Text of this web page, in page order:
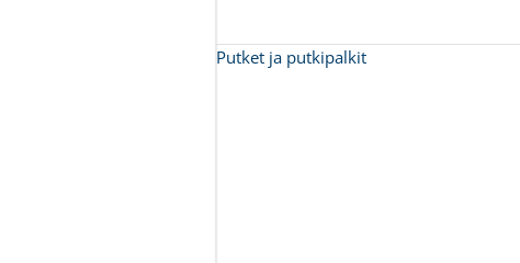
Putket ja putkipalkit